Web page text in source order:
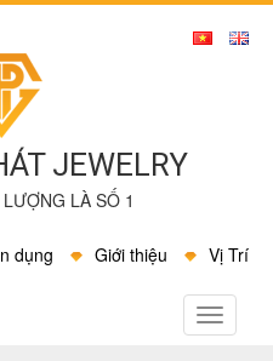
JEWELRY
LÀ SỐ 1
dụng Giới thiệu Vị Trí
MENU